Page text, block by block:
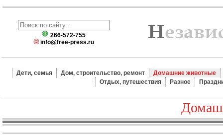
266-572-755
info@free-press.ru
Дети, семья Дом, строительство, ремонт
Домашние животные
Отдых, путешествия
Разное